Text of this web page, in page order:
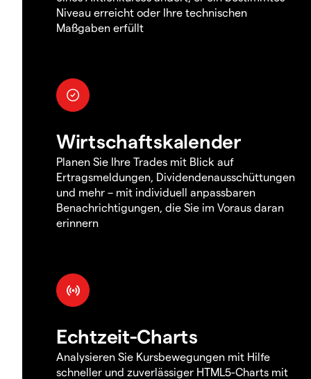
Niveau erreicht oder Ihre technischen
Maßgaben erfüllt
Wirtschaftskalender
Planen Sie Ihre Trades mit Blick auf
Ertragsmeldungen, Dividendenausschüttungen
und mehr – mit individuell anpassbaren
Benachrichtigungen, die Sie im Voraus daran
erinnern
Echtzeit-Charts
Analysieren Sie Kursbewegungen mit Hilfe
schneller und zuverlässiger HTML5-Charts mit